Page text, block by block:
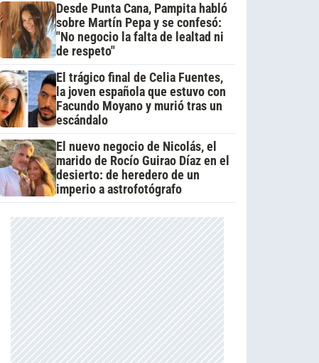
Desde Punta Cana, Pampita habló
sobre Martín Pepa y se confesó:
"No negocio la falta de lealtad ni
de respeto"
El trágico final de Celia Fuentes,
la joven española que estuvo con
Facundo Moyano y murió tras un
escándalo
El nuevo negocio de Nicolás, el
marido de Rocío Guirao Díaz en el
desierto: de heredero de un
imperio a astrofotógrafo